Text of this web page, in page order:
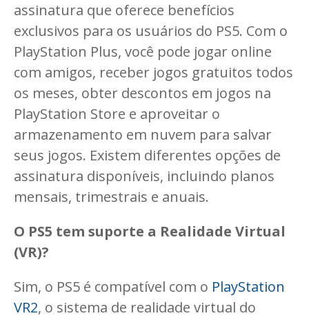
assinatura que oferece benefícios
exclusivos para os usuários do PS5. Com o
PlayStation Plus, você pode jogar online
com amigos, receber jogos gratuitos todos
os meses, obter descontos em jogos na
PlayStation Store e aproveitar o
armazenamento em nuvem para salvar
seus jogos. Existem diferentes opções de
assinatura disponíveis, incluindo planos
mensais, trimestrais e anuais.
O PS5 tem suporte a Realidade Virtual
(VR)?
Sim, o PS5 é compatível com o PlayStation
VR2, o sistema de realidade virtual do